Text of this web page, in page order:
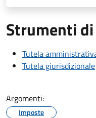
Strumenti
Tutela
Tutela giurisdizionale
Argomenti:
Imposte